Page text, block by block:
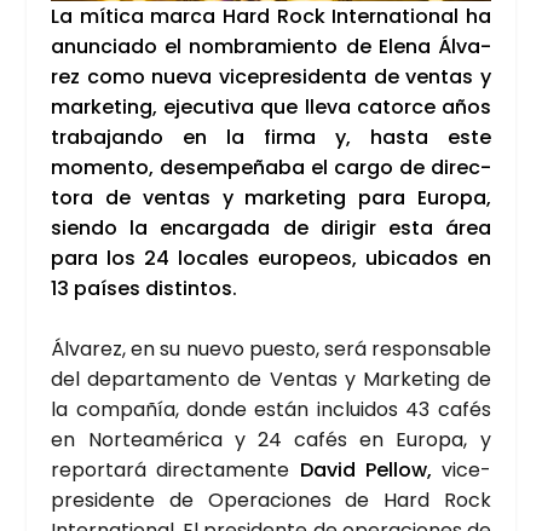
La míti­ca mar­ca Hard Rock Inter­na­tio­nal ha
anun­cia­do el nom­bra­mien­to de Ele­na Álva­
rez como nue­va vice­pre­si­den­ta de ven­tas y
mar­ke­ting, eje­cu­ti­va que lle­va cator­ce años
tra­ba­jan­do en la fir­ma y, has­ta este
momen­to, desem­pe­ña­ba el car­go de direc­
to­ra de ven­tas y mar­ke­ting para Euro­pa,
sien­do la encar­ga­da de diri­gir esta área
para los 24 loca­les euro­peos, ubi­ca­dos en
13 paí­ses dis­tin­tos.
Álva­rez, en su nue­vo pues­to, será res­pon­sa­ble
del depar­ta­men­to de Ven­tas y Mar­ke­ting de
la com­pa­ñía, don­de están inclui­dos 43 cafés
en Nor­te­amé­ri­ca y 24 cafés en Euro­pa, y
repor­ta­rá direc­ta­men­te David Pellow, vice­
pre­si­den­te de Ope­ra­cio­nes de Hard Rock